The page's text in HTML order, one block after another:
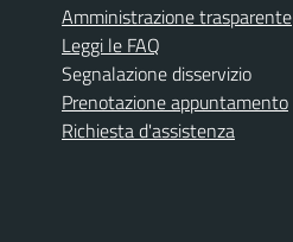
Amministrazione trasparente
Leggi le FAQ
Segnalazione disservizio
Prenotazione appuntamento
Richiesta d'assistenza